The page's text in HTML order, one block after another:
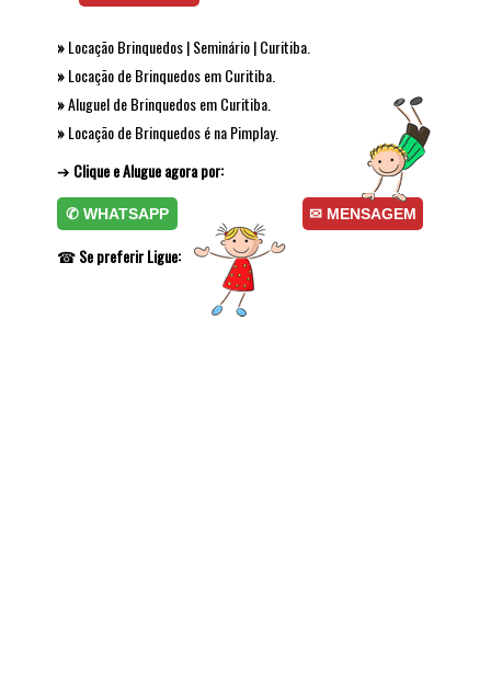
»Locação Brinquedos | Seminário | Curitiba.
»Locação de Brinquedos em Curitiba.
»Aluguel de Brinquedos em Curitiba.
»Locação de Brinquedos é na Pimplay.
➔ Clique e Alugue agora por:
✆ WHATSAPP ✉ MENSAGEM
☎Se preferir Ligue: